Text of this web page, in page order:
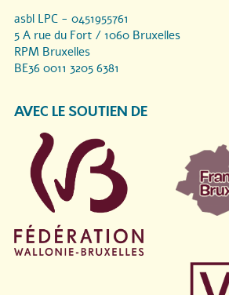
asbl LPC - 0451955761
5 A rue du Fort / 1060 Bruxelles
RPM Bruxelles
BE36 0011 3205 6381
AVEC LE SOUTIEN DE